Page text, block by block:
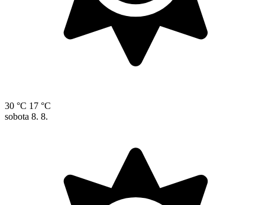
30 °C 17 °C
sobota 8. 8.